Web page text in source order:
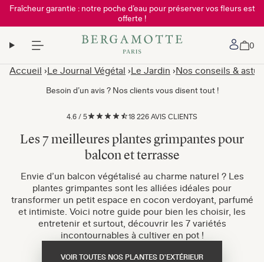
Fraîcheur garantie : notre poche d’eau pour préserver vos fleurs est
offerte !
Mon
0
Accueil Le Journal Végétal Le Jardin Nos conseils &
Besoin d’un avis ? Nos clients vous disent tout !
4.6 / 5 18 226 AVIS CLIENTS
Les 7 meilleures plantes grimpantes pour
balcon et terrasse
Envie d’un balcon végétalisé au charme naturel ? Les
plantes grimpantes sont les alliées idéales pour
transformer un petit espace en cocon verdoyant, parfumé
et intimiste. Voici notre guide pour bien les choisir, les
entretenir et surtout, découvrir les 7 variétés
incontournables à cultiver en pot !
VOIR TOUTES NOS PLANTES D'EXTÉRIEUR